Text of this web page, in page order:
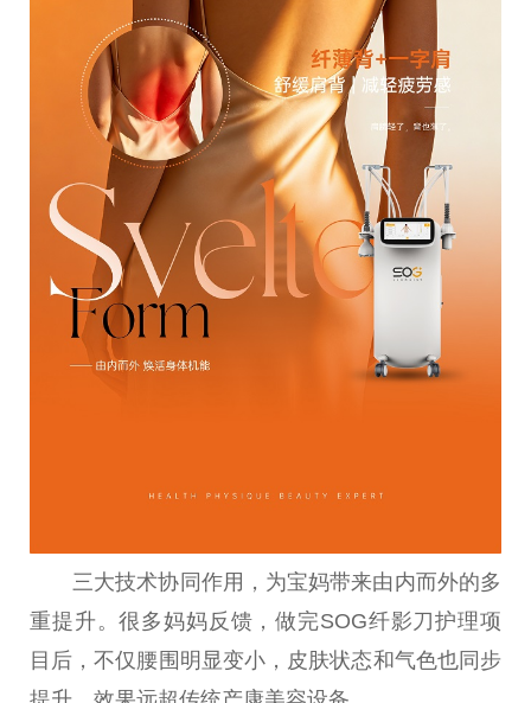
三大技术协同作用，为宝妈带来由内而外的多
重提升。很多妈妈反馈，做完SOG纤影刀护理项
目后，不仅腰围明显变小，皮肤状态和气色也同步